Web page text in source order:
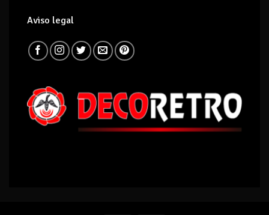
Aviso legal